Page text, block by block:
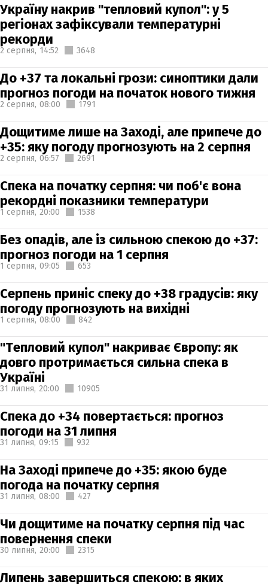
Україну накрив "тепловий купол": у 5
регіонах зафіксували температурні
рекорди
2 серпня, 14:52 3648
До +37 та локальні грози: синоптики дали
прогноз погоди на початок нового тижня
2 серпня, 08:00 1791
Дощитиме лише на Заході, але припече до
+35: яку погоду прогнозують на 2 серпня
2 серпня, 06:57 2691
Спека на початку серпня: чи поб'є вона
рекордні показники температури
1 серпня, 20:00 1538
Без опадів, але із сильною спекою до +37:
прогноз погоди на 1 серпня
1 серпня, 09:05 653
Серпень приніс спеку до +38 градусів: яку
погоду прогнозують на вихідні
1 серпня, 08:00 842
"Тепловий купол" накриває Європу: як
довго протримається сильна спека в
Україні
31 липня, 20:00 10905
Спека до +34 повертається: прогноз
погоди на 31 липня
31 липня, 09:15 932
На Заході припече до +35: якою буде
погода на початку серпня
31 липня, 08:00 427
Чи дощитиме на початку серпня під час
повернення спеки
30 липня, 20:00 2315
Липень завершиться спекою: в яких